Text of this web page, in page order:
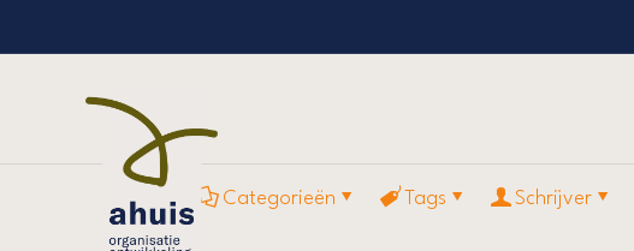
Filter op Categorieën Tags Schrijver